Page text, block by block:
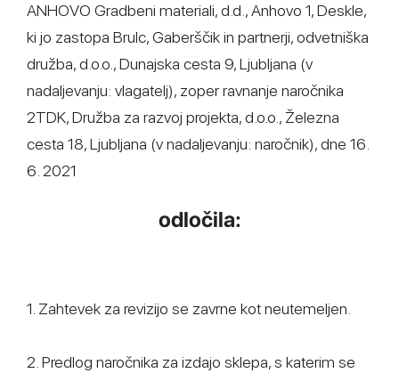
ANHOVO Gradbeni materiali, d.d., Anhovo 1, Deskle,
ki jo zastopa Brulc, Gaberščik in partnerji, odvetniška
družba, d.o.o., Dunajska cesta 9, Ljubljana (v
nadaljevanju: vlagatelj), zoper ravnanje naročnika
2TDK, Družba za razvoj projekta, d.o.o., Železna
cesta 18, Ljubljana (v nadaljevanju: naročnik), dne 16.
6. 2021
odločila:
1. Zahtevek za revizijo se zavrne kot neutemeljen.
2. Predlog naročnika za izdajo sklepa, s katerim se